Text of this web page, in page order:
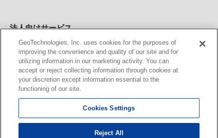
法人向けサービス
法人向け地図・位置情報サービス WEBサイト・システム向け地
図API Windows PC向け地図開発キット MapFan DB 住所確認
サービス
MAP WORLD+ トリマ広告 Geo-Research
カーナビ地図更新サービス
MapFan スマートメンバーズ
KENWOOD MapFan Club
GeoTechnologies, Inc. uses cookies for the purposes of
improving the convenience and quality of our site and for
utilizing information in our marketing activity. You can
accept or reject collecting information through cookies at
your discretion except information essential to the
functioning of our site.
Cookies Settings
Reject All